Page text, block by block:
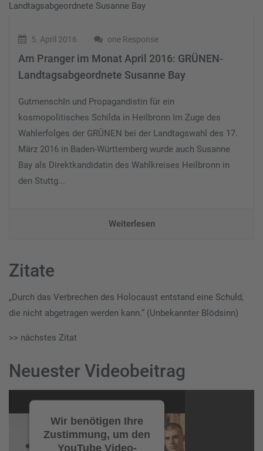
5. April 2016 one Response
Am Pranger im Monat April 2016: GRÜNEN-
Landtagsabgeordnete Susanne Bay
GutmenschIn und Propagandistin für ein
kosmopolitisches Schilda in Heilbronn Im Zuge des
Wahlerfolges der GRÜNEN bei der Landtagswahl des 17.
März 2016 in Baden-Württemberg wurde auch Susanne
Bay als Direktkandidatin des Wahlkreises Heilbronn in
den Stuttg...
Weiterlesen
Zitate
„Durch das Verbrechen des Holocaust entstand eine Schuld,
die nicht abgetragen werden kann.“ (Unbekannter Blödsinn)
>> nächstes Zitat
Neuester Videobeitrag
Player
Wir benötigen Ihre
Zustimmung, um den
YouTube Video-